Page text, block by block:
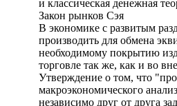
и классическая денежная
Закон рынков Сэя
В экономике с развитым
производить для обмена
необходимому покрытию
торговле так же, как и во
Утверждение о том, что
макроэкономического
независимо друг от друга